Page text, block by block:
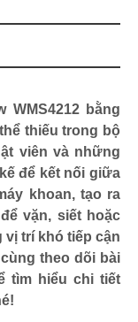
WMS4212 bằng
thiếu trong bộ
viên và những
để kết nối giữa
khoan, tạo ra
vặn, siết hoặc
trí khó tiếp cận
theo dõi bài
tìm hiểu chi tiết